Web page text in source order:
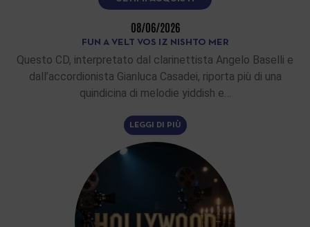
08/06/2026
FUN A VELT VOS IZ NISHTO MER
Questo CD, interpretato dal clarinettista Angelo Baselli e
dall’accordionista Gianluca Casadei, riporta più di una
quindicina di melodie yiddish e…
LEGGI DI PIÙ